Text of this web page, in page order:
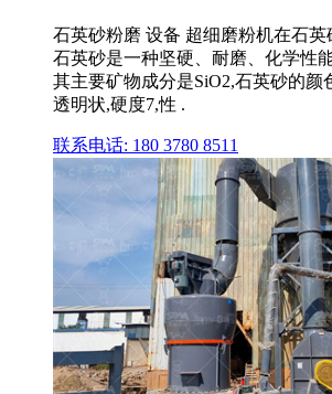
石英砂粉磨 设备 超细磨粉机在石英
石英砂是一种坚硬、耐磨、化学性
其主要矿物成分是SiO2,石英砂的颜
透明状,硬度7,性 .
联系电话: 180 3780 8511